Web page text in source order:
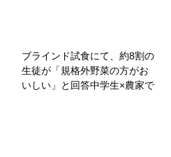
ブラインド試食にて、約8割の
生徒が「規格外野菜の方がお
いしい」と回答中学生×農家で